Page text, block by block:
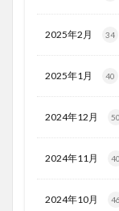
2025年2月 34
2025年1月 40
2024年12月 50
2024年11月 40
2024年10月 46